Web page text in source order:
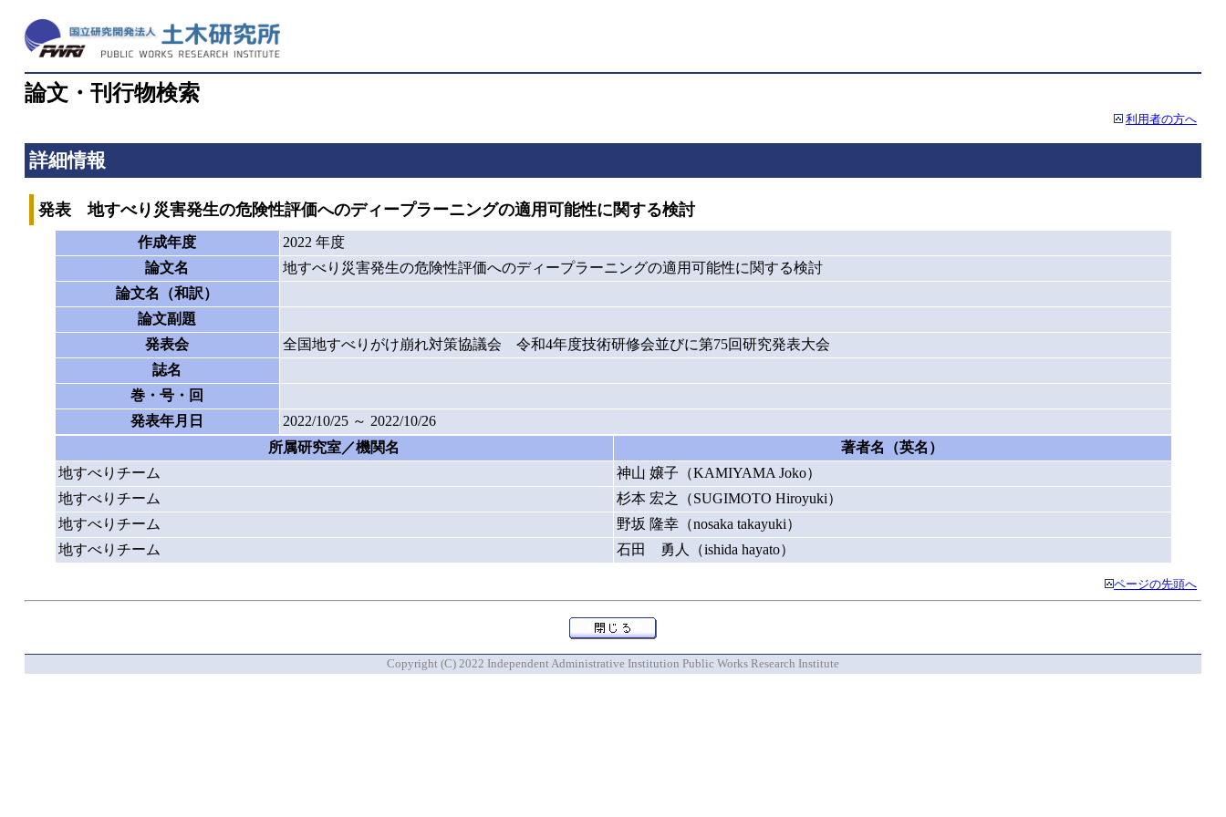
論文・刊行物検索
利用者の方へ
詳細情報
発表 地すべり災害発生の危険性評価へのディープラーニングの適用可能性に関する検討
作成年度
2022 年度
論文名
地すべり災害発生の危険性評価へのディープラーニングの適用可能性に関する検討
論文名（和訳）
論文副題
発表会
全国地すべりがけ崩れ対策協議会 令和4年度技術研修会並びに第75回研究発表大会
誌名
巻・号・回
発表年月日
2022/10/25 ～ 2022/10/26
所属研究室／機関名
著者名（英名）
地すべりチーム
神山 嬢子（KAMIYAMA Joko）
地すべりチーム
杉本 宏之（SUGIMOTO Hiroyuki）
地すべりチーム
野坂 隆幸（nosaka takayuki）
地すべりチーム
石田 勇人（ishida hayato）
ページの先頭へ
Copyright (C) 2022 Independent Administrative Institution Public Works Research Institute